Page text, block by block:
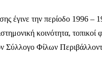
έγινε την περίοδο 1996 –
κοινότητα, τοπικοί
Σύλλογο Φίλων